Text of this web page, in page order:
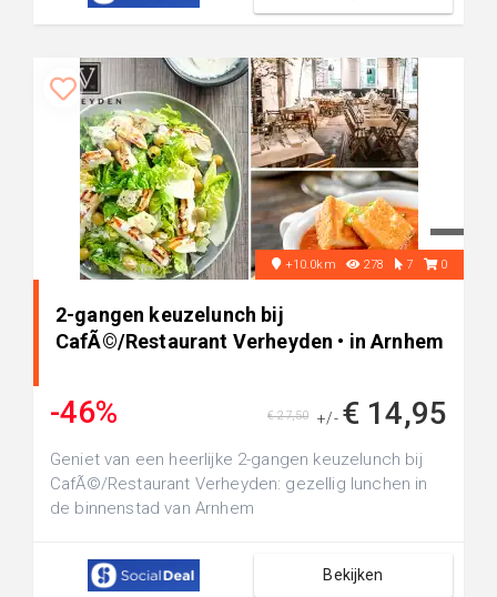
+10.0km 278 7 0
2-gangen keuzelunch bij
CafÃ©/Restaurant Verheyden • in Arnhem
-46% +/- € 14,95
€ 27,50
Geniet van een heerlijke 2-gangen keuzelunch bij
CafÃ©/Restaurant Verheyden: gezellig lunchen in
de binnenstad van Arnhem
Bekijken